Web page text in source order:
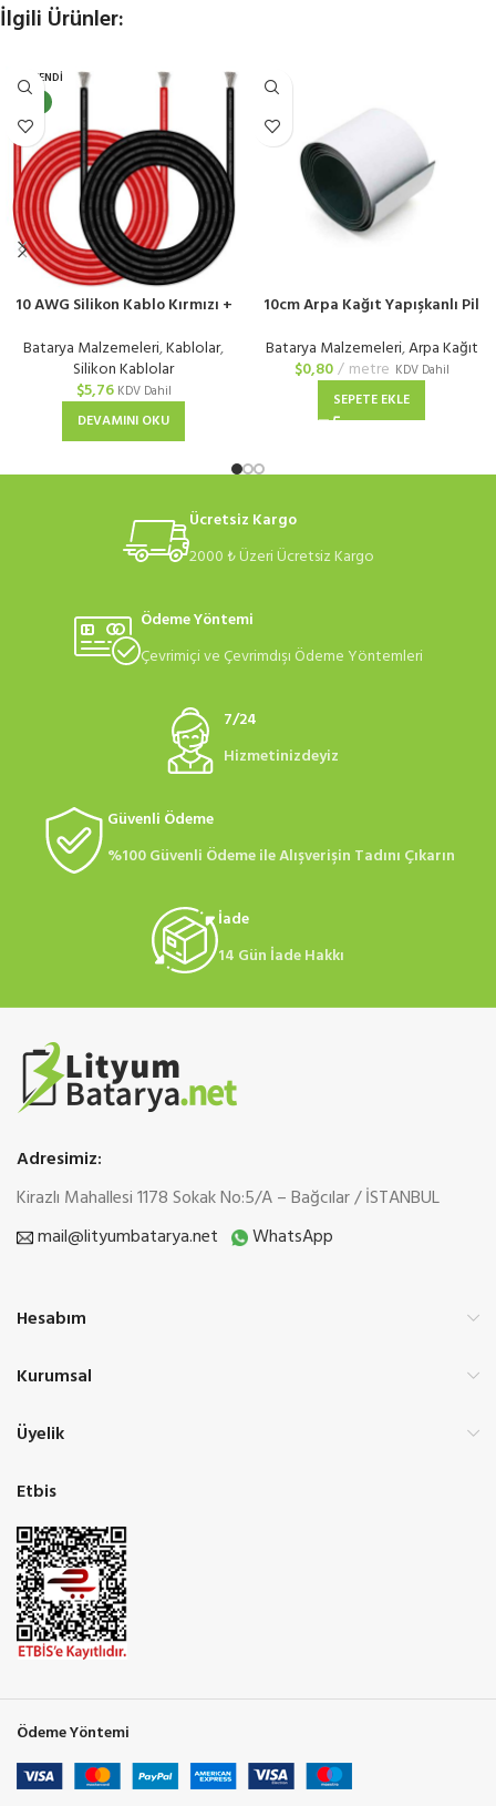
İlgili Ürünler:
TÜKENDI
10 AWG Silikon Kablo Kırmızı +
Batarya Malzemeleri,Kablolar,
Silikon Kablolar
$5,76 KDV Dahil
DEVAMINI OKU
10cm Arpa Kağıt Yapışkanlı Pil
Batarya Malzemeleri,Arpa Kağıt
$0,80 metre KDV Dahil
SEPETE EKLE
Ücretsiz Kargo
2000 ₺ Üzeri Ücretsiz Kargo
Ödeme Yöntemi
Çevrimiçi ve Çevrimdışı Ödeme Yöntemleri
7/24
Hizmetinizdeyiz
Güvenli Ödeme
%100 Güvenli Ödeme ile Alışverişin Tadını Çıkarın
İade
14 Gün İade Hakkı
Adresimiz:
Kirazlı Mahallesi 1178 Sokak No:5/A – Bağcılar / İSTANBUL
mail@lityumbatarya.net
WhatsApp
Hesabım
Kurumsal
Üyelik
Etbis
Ödeme Yöntemi